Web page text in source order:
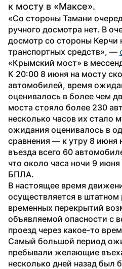
к мосту в «Максе».
«Со стороны Тамани
ручного досмотра нет. В
досмотр со стороны Керчи
транспортных средств», —
«Крымский мост» в
К 20:00 8 июня на мосту
автомобилей, время
оценивалось в более чем
моста стояло более 230
несколько часов их стало
ожидания оценивалось в
сравнения — к утру 8
въезда всего 60
что около часа ночи 9
БПЛА.
В настоящее время
осуществляется в
временных перекрытий
объявляемой опасности с
проезд через какое-то
Самый большой период
пребывали желающие
несколько дней назад был